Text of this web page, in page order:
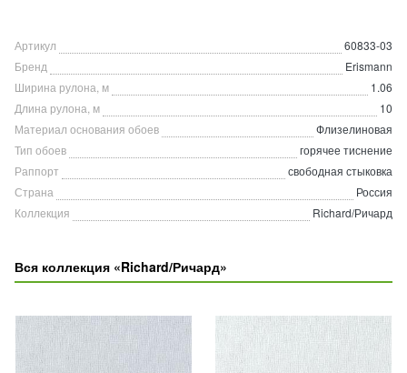
Артикул
60833-03
Бренд
Erismann
Ширина рулона, м
1.06
Длина рулона, м
10
Материал основания обоев
Флизелиновая
Тип обоев
горячее тиснение
Раппорт
свободная стыковка
Страна
Россия
Коллекция
Richard/Ричард
Вся коллекция «Richard/Ричард»